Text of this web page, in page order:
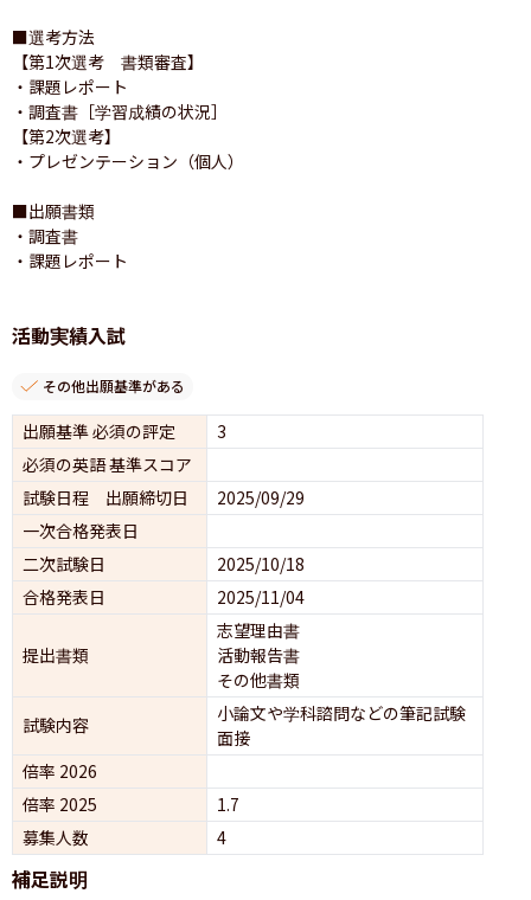
■選考方法
【第1次選考　書類審査】
・課題レポート
・調査書［学習成績の状況］
【第2次選考】
・プレゼンテーション（個人）
■出願書類
・調査書
・課題レポート
活動実績入試
その他出願基準がある
出願基準 必須の評定
3
必須の英語 基準スコア
試験日程 出願締切日
2025/09/29
一次合格発表日
二次試験日
2025/10/18
合格発表日
2025/11/04
提出書類
志望理由書
活動報告書
その他書類
試験内容
小論文や学科諮問などの筆記試験
面接
倍率 2026
倍率 2025
1.7
募集人数
4
補足説明